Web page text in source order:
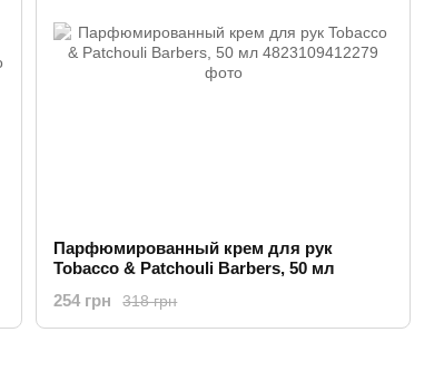
Парфюмированный крем для рук
Tobacco & Patchouli Barbers, 50 мл
318 грн
254 грн